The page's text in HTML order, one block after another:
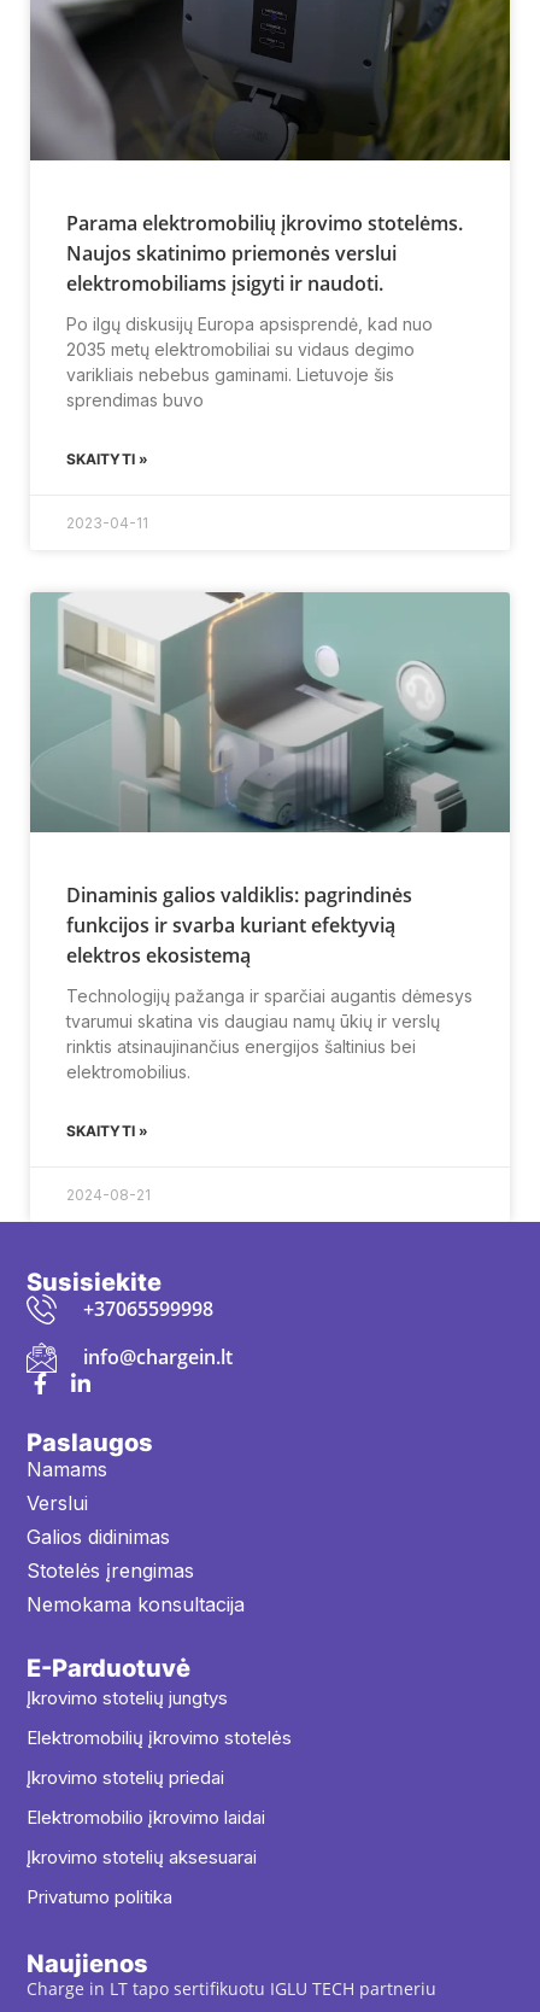
Parama elektromobilių įkrovimo stotelėms.
Naujos skatinimo priemonės verslui
elektromobiliams įsigyti ir naudoti.
Po ilgų diskusijų Europa apsisprendė, kad nuo
2035 metų elektromobiliai su vidaus degimo
varikliais nebebus gaminami. Lietuvoje šis
sprendimas buvo
SKAITYTI »
2023-04-11
Dinaminis galios valdiklis: pagrindinės
funkcijos ir svarba kuriant efektyvią
elektros ekosistemą
Technologijų pažanga ir sparčiai augantis dėmesys
tvarumui skatina vis daugiau namų ūkių ir verslų
rinktis atsinaujinančius energijos šaltinius bei
elektromobilius.
SKAITYTI »
2024-08-21
Susisiekite
+37065599998
info@chargein.lt
Paslaugos
Namams
Verslui
Galios didinimas
Stotelės įrengimas
Nemokama konsultacija
E-Parduotuvė
Įkrovimo stotelių jungtys
Elektromobilių įkrovimo stotelės
Įkrovimo stotelių priedai
Elektromobilio įkrovimo laidai
Įkrovimo stotelių aksesuarai
Privatumo politika
Naujienos
Charge in LT tapo sertifikuotu IGLU TECH partneriu